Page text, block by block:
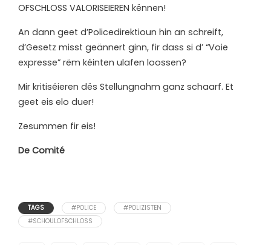
OFSCHLOSS VALORISEIEREN kënnen!
An dann geet d’Policedirektioun hin an schreift,
d’Gesetz misst geännert ginn, fir dass si d’ “Voie
expresse” rëm kéinten ulafen loossen?
Mir kritiséieren dës Stellungnahm ganz schaarf. Et
geet eis elo duer!
Zesummen fir eis!
De Comité
TAGS #POLICE
#POLIZISTEN
#SCHOULOFSCHLOSS